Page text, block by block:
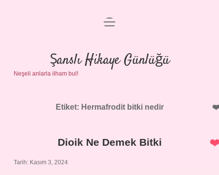
Anasayfa
Gizlilik Politikası
menüyü
Şanslı Hikaye Günlüğü
Neşeli anlarla ilham bul!
Etiket: Hermafrodit bitki nedir
Dioik Ne Demek Bitki
Tarih: Kasım 3, 2024